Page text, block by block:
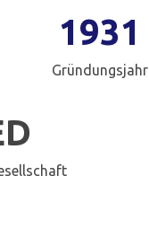
1931
Gründungsjahr